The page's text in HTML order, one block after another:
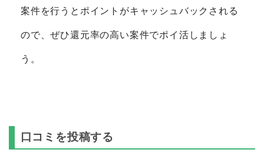
案件を行うとポイントがキャッシュバックされる
ので、ぜひ還元率の高い案件でポイ活しましょ
う。
口コミを投稿する